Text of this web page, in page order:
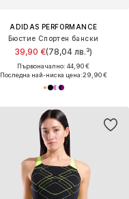
ADIDAS PERFORMANCE
Бюстие Спортен бански
39,90 €(78,04 лв.³)
Първоначално: 44,90 €
Последна най-ниска цена:29,90 €